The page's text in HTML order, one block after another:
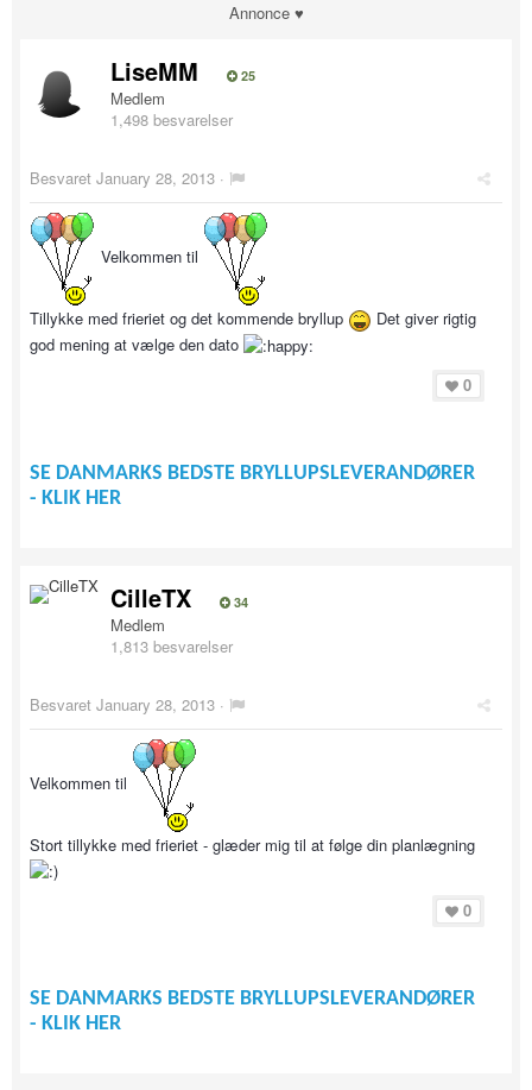
Annonce ♥
LiseMM 25
Medlem
1,498 besvarelser
Besvaret January 28, 2013 ·
Velkommen til
Tillykke med frieriet og det kommende bryllup
Det giver rigtig
god mening at vælge den dato
0
SE DANMARKS BEDSTE BRYLLUPSLEVERANDØRER
- KLIK HER
CilleTX 34
Medlem
1,813 besvarelser
Besvaret January 28, 2013 ·
Velkommen til
Stort tillykke med frieriet - glæder mig til at følge din planlægning
0
SE DANMARKS BEDSTE BRYLLUPSLEVERANDØRER
- KLIK HER